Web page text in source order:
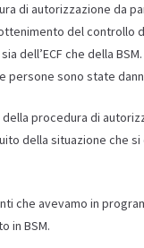
di autorizzazione da
del controllo
dell’ECF che della
persone sono state
procedura di
della situazione che
avevamo in
in BSM.